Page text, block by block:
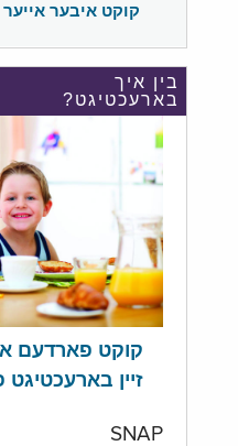
קוקט איבער
בין איך
בארעכטיגט?
קוקט פארדעם
זיין בארעכטיגט
SNAP